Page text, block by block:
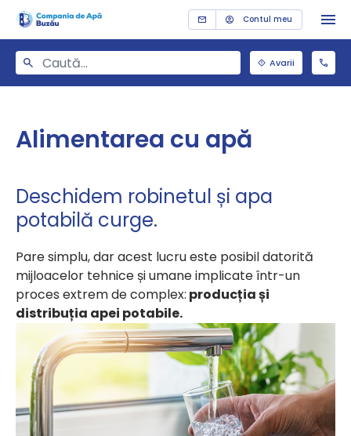
Contul meu
Avarii
Alimentarea cu apă
Deschidem robinetul și apa
potabilă curge.
Pare simplu, dar acest lucru este posibil datorită
mijloacelor tehnice și umane implicate într-un
proces extrem de complex: producția și
distribuția apei potabile.